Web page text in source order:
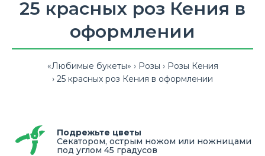
25 красных роз Кения в
оформлении
«Любимые букеты» Розы
Розы Кения
25 красных роз Кения в оформлении
Подрежьте цветы
Секатором, острым ножом или ножницами
под углом 45 градусов